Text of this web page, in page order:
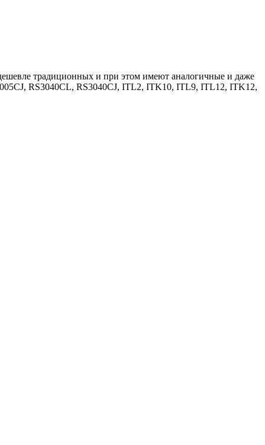
традиционных и при этом имеют аналогичные и даже
RS3040CL, RS3040CJ, ITL2, ITK10, ITL9, ITL12, ITK12,